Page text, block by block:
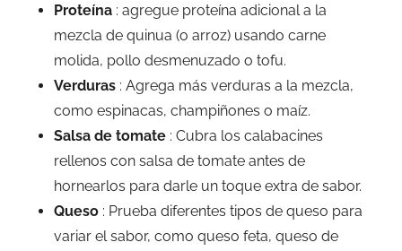
Proteína : agregue proteína adicional a la
mezcla de quinua (o arroz) usando carne
molida, pollo desmenuzado o tofu.
Verduras : Agrega más verduras a la mezcla,
como espinacas, champiñones o maíz.
Salsa de tomate : Cubra los calabacines
rellenos con salsa de tomate antes de
hornearlos para darle un toque extra de sabor.
Queso : Prueba diferentes tipos de queso para
variar el sabor, como queso feta, queso de